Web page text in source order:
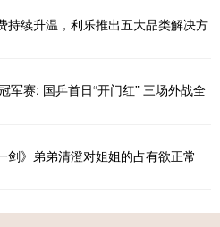
持续升温，利乐推出五大品类解决方
军赛: 国乒首日“开门红” 三场外战全
剑》弟弟清澄对姐姐的占有欲正常